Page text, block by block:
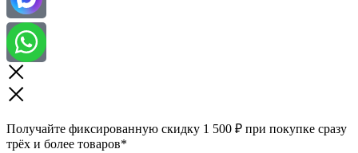
Получайте фиксированную скидку 1 500 ₽ при покупке сразу
трёх и более товаров*